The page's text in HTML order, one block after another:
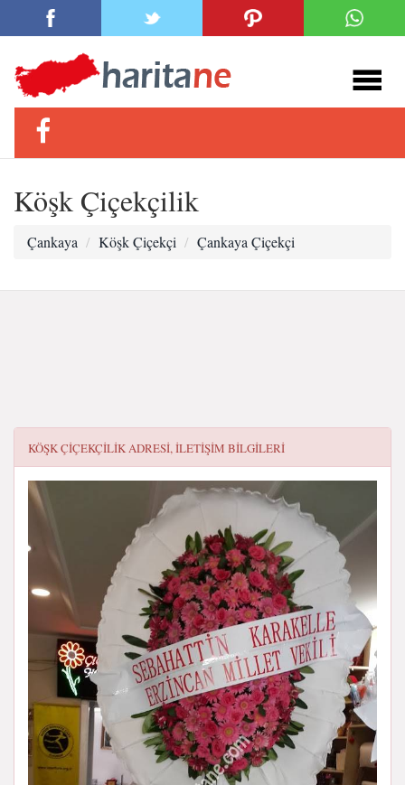
Köşk Çiçekçilik
Çankaya Köşk Çiçekçi Çankaya Çiçekçi
KÖŞK ÇIÇEKÇILIKADRESI, ILETIŞIM BILGILERI